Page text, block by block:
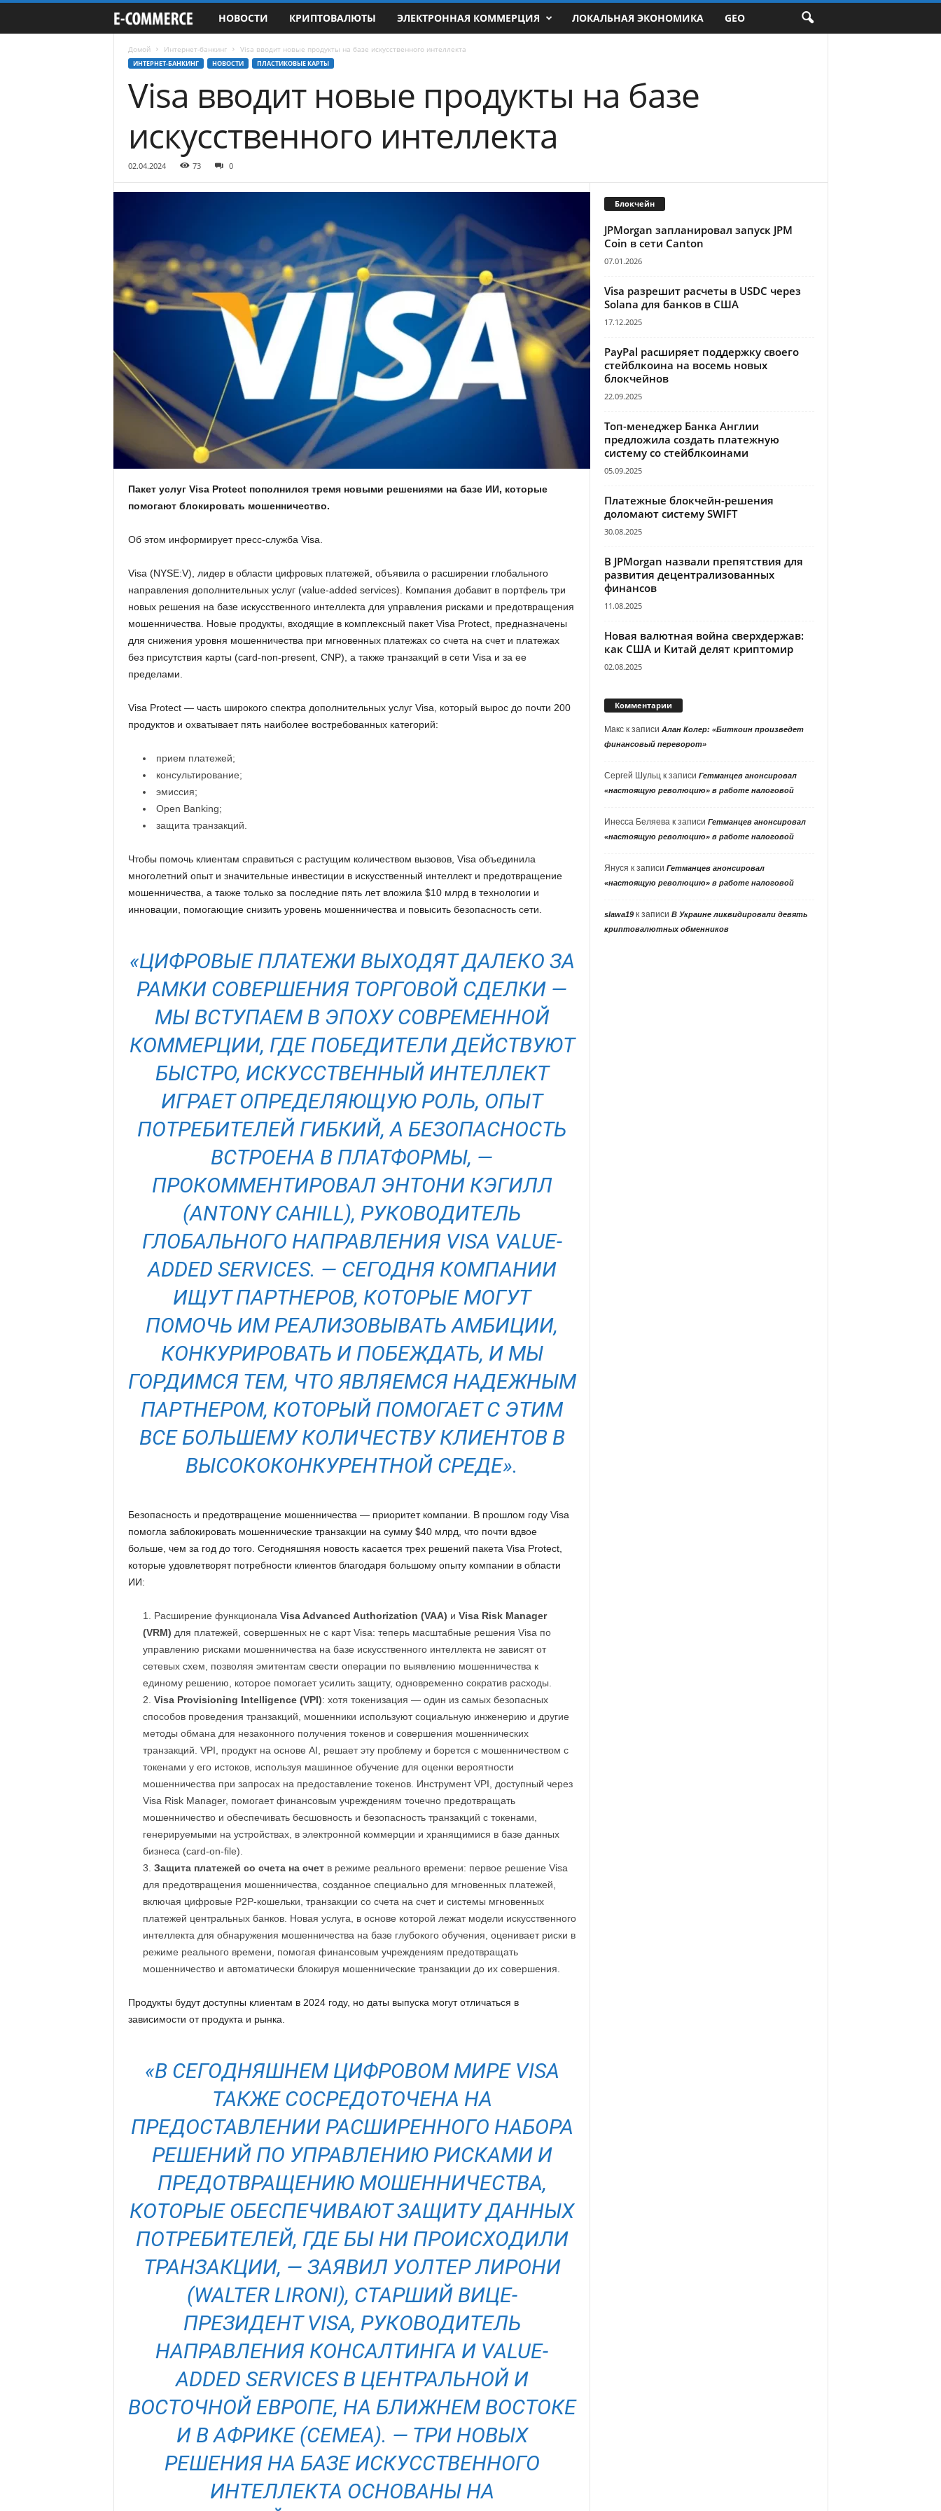
-
o
m
c
e
m
.
a
НОВОСТИ КРИПТОВАЛЮТЫ ЭЛЕКТРОННАЯ КОММЕРЦИЯ ЛОКАЛЬНАЯ ЭКОНОМИКА GEO
Домой Интернет-банкинг Visa вводит новые продукты на базе искусственного интеллекта
ИНТЕРНЕТ-БАНКИНГ НОВОСТИ ПЛАСТИКОВЫЕ КАРТЫ
Visa вводит новые продукты на базе
искусственного интеллекта
02.04.2024 73 0
Пакет услуг Visa Protect пополнился тремя новыми решениями на базе ИИ, которые
помогают блокировать мошенничество.
Об этом информирует пресс-служба Visa.
Visa (NYSE:V), лидер в области цифровых платежей, объявила о расширении глобального
направления дополнительных услуг (value-added services). Компания добавит в портфель три
новых решения на базе искусственного интеллекта для управления рисками и предотвращения
мошенничества. Новые продукты, входящие в комплексный пакет Visa Protect, предназначены
для снижения уровня мошенничества при мгновенных платежах со счета на счет и платежах
без присутствия карты (card-non-present, CNP), а также транзакций в сети Visa и за ее
пределами.
Visa Protect — часть широкого спектра дополнительных услуг Visa, который вырос до почти 200
продуктов и охватывает пять наиболее востребованных категорий:
прием платежей;
консультирование;
эмиссия;
Open Banking;
защита транзакций.
Чтобы помочь клиентам справиться с растущим количеством вызовов, Visa объединила
многолетний опыт и значительные инвестиции в искусственный интеллект и предотвращение
мошенничества, а также только за последние пять лет вложила $10 млрд в технологии и
инновации, помогающие снизить уровень мошенничества и повысить безопасность сети.
«ЦИФРОВЫЕ ПЛАТЕЖИ ВЫХОДЯТ ДАЛЕКО ЗА
РАМКИ СОВЕРШЕНИЯ ТОРГОВОЙ СДЕЛКИ —
МЫ ВСТУПАЕМ В ЭПОХУ СОВРЕМЕННОЙ
КОММЕРЦИИ, ГДЕ ПОБЕДИТЕЛИ ДЕЙСТВУЮТ
БЫСТРО, ИСКУССТВЕННЫЙ ИНТЕЛЛЕКТ
ИГРАЕТ ОПРЕДЕЛЯЮЩУЮ РОЛЬ, ОПЫТ
ПОТРЕБИТЕЛЕЙ ГИБКИЙ, А БЕЗОПАСНОСТЬ
ВСТРОЕНА В ПЛАТФОРМЫ, —
ПРОКОММЕНТИРОВАЛ ЭНТОНИ КЭГИЛЛ
(ANTONY CAHILL), РУКОВОДИТЕЛЬ
ГЛОБАЛЬНОГО НАПРАВЛЕНИЯ VISA VALUE-
ADDED SERVICES. — СЕГОДНЯ КОМПАНИИ
ИЩУТ ПАРТНЕРОВ, КОТОРЫЕ МОГУТ
ПОМОЧЬ ИМ РЕАЛИЗОВЫВАТЬ АМБИЦИИ,
КОНКУРИРОВАТЬ И ПОБЕЖДАТЬ, И МЫ
ГОРДИМСЯ ТЕМ, ЧТО ЯВЛЯЕМСЯ НАДЕЖНЫМ
ПАРТНЕРОМ, КОТОРЫЙ ПОМОГАЕТ С ЭТИМ
ВСЕ БОЛЬШЕМУ КОЛИЧЕСТВУ КЛИЕНТОВ В
ВЫСОКОКОНКУРЕНТНОЙ СРЕДЕ».
Безопасность и предотвращение мошенничества — приоритет компании. В прошлом году Visa
помогла заблокировать мошеннические транзакции на сумму $40 млрд, что почти вдвое
больше, чем за год до того. Сегодняшняя новость касается трех решений пакета Visa Protect,
которые удовлетворят потребности клиентов благодаря большому опыту компании в области
ИИ:
Расширение функционала Visa Advanced Authorization (VAA) и Visa Risk Manager
(VRM) для платежей, совершенных не с карт Visa: теперь масштабные решения Visa по
управлению рисками мошенничества на базе искусственного интеллекта не зависят от
сетевых схем, позволяя эмитентам свести операции по выявлению мошенничества к
единому решению, которое помогает усилить защиту, одновременно сократив расходы.
Visa Provisioning Intelligence (VPI): хотя токенизация — один из самых безопасных
способов проведения транзакций, мошенники используют социальную инженерию и другие
методы обмана для незаконного получения токенов и совершения мошеннических
транзакций. VPI, продукт на основе AI, решает эту проблему и борется с мошенничеством с
токенами у его истоков, используя машинное обучение для оценки вероятности
мошенничества при запросах на предоставление токенов. Инструмент VPI, доступный через
Visa Risk Manager, помогает финансовым учреждениям точечно предотвращать
мошенничество и обеспечивать бесшовность и безопасность транзакций с токенами,
генерируемыми на устройствах, в электронной коммерции и хранящимися в базе данных
бизнеса (card-on-file).
Защита платежей со счета на счетв режиме реального времени: первое решение Visa
для предотвращения мошенничества, созданное специально для мгновенных платежей,
включая цифровые P2P-кошельки, транзакции со счета на счет и системы мгновенных
платежей центральных банков. Новая услуга, в основе которой лежат модели искусственного
интеллекта для обнаружения мошенничества на базе глубокого обучения, оценивает риски в
режиме реального времени, помогая финансовым учреждениям предотвращать
мошенничество и автоматически блокируя мошеннические транзакции до их совершения.
Продукты будут доступны клиентам в 2024 году, но даты выпуска могут отличаться в
зависимости от продукта и рынка.
«В СЕГОДНЯШНЕМ ЦИФРОВОМ МИРЕ VISA
ТАКЖЕ СОСРЕДОТОЧЕНА НА
ПРЕДОСТАВЛЕНИИ РАСШИРЕННОГО НАБОРА
РЕШЕНИЙ ПО УПРАВЛЕНИЮ РИСКАМИ И
ПРЕДОТВРАЩЕНИЮ МОШЕННИЧЕСТВА,
КОТОРЫЕ ОБЕСПЕЧИВАЮТ ЗАЩИТУ ДАННЫХ
ПОТРЕБИТЕЛЕЙ, ГДЕ БЫ НИ ПРОИСХОДИЛИ
ТРАНЗАКЦИИ, — ЗАЯВИЛ УОЛТЕР ЛИРОНИ
(WALTER LIRONI), СТАРШИЙ ВИЦЕ-
ПРЕЗИДЕНТ VISA, РУКОВОДИТЕЛЬ
НАПРАВЛЕНИЯ КОНСАЛТИНГА И VALUE-
ADDED SERVICES В ЦЕНТРАЛЬНОЙ И
ВОСТОЧНОЙ ЕВРОПЕ, НА БЛИЖНЕМ ВОСТОКЕ
И В АФРИКЕ (CEMEA). — ТРИ НОВЫХ
РЕШЕНИЯ НА БАЗЕ ИСКУССТВЕННОГО
ИНТЕЛЛЕКТА ОСНОВАНЫ НА
Блокчейн
JPMorgan запланировал запуск JPM
Coin в сети Canton
07.01.2026
Visa разрешит расчеты в USDC через
Solana для банков в США
17.12.2025
PayPal расширяет поддержку своего
стейблкоина на восемь новых
блокчейнов
22.09.2025
Топ-менеджер Банка Англии
предложила создать платежную
систему со стейблкоинами
05.09.2025
Платежные блокчейн-решения
доломают систему SWIFT
30.08.2025
В JPMorgan назвали препятствия для
развития децентрализованных
финансов
11.08.2025
Новая валютная война сверхдержав:
как США и Китай делят криптомир
02.08.2025
Комментарии
Макск записи Алан Колер: «Биткоин произведет
финансовый переворот»
Сергей Шульцк записи Гетманцев анонсировал
«настоящую революцию» в работе налоговой
Инесса Беляевак записи Гетманцев анонсировал
«настоящую революцию» в работе налоговой
Януся к записи Гетманцев анонсировал
«настоящую революцию» в работе налоговой
slawa19к записи В Украине ликвидировали девять
криптовалютных обменников